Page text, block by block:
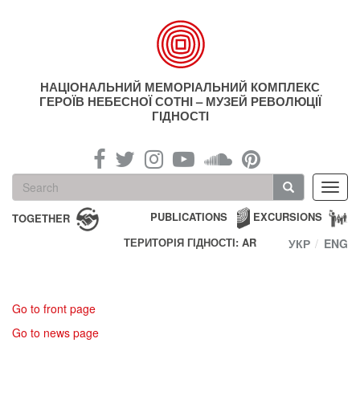
НАЦІОНАЛЬНИЙ МЕМОРІАЛЬНИЙ КОМПЛЕКС
ГЕРОЇВ НЕБЕСНОЇ СОТНІ – МУЗЕЙ РЕВОЛЮЦІЇ
ГІДНОСТІ
Search
form
Search
TOGETHER EXCURSIONS
PUBLICATIONS
ТЕРИТОРІЯ ГІДНОСТІ: AR
УКР ENG
Go to front page
Go to news page